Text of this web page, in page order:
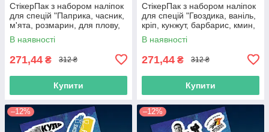
СтікерПак з набором наліпок
для спецій "Паприка, часник,
м'ята, розмарин, для плову,
суміш перців тощо".
В наявності
271,44 ₴ 312 ₴
Купити
СтікерПак з набором наліпок
для спецій "Гвоздика, ваніль,
кріп, кунжут, барбарис, кмин,
базилік, карі тощо".
В наявності
271,44 ₴ 312 ₴
Купити
–12% –12%